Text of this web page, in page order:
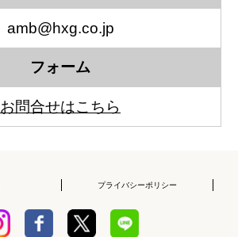
amb@hxg.co.jp
フォーム
お問合せはこちら
プライバシーポリシー